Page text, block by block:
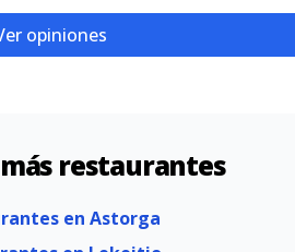
opiniones
restaurantes
en Astorga